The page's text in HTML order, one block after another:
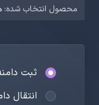
محصول انتخاب شده:
ثبت
انتقال